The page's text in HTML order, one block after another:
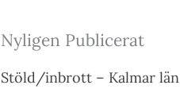
Nyligen Publicerat
Stöld/inbrott – Kalmar län